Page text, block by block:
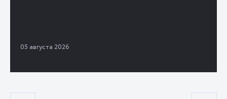
05 августа 2026